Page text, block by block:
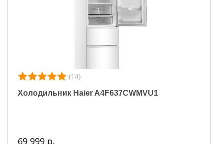
(14)
Холодильник Haier A4F637CWMVU1
69 999 р.